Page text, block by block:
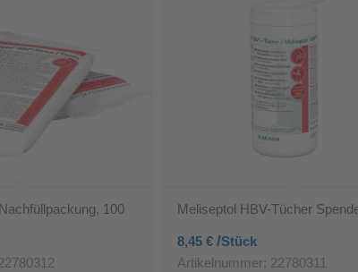
100
Meliseptol HBV-Tücher
8,45€ /Stück
Artikelnummer: 22780311